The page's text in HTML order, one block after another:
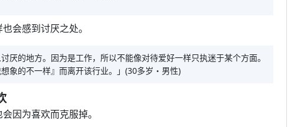
会感到讨厌之处。
厌的地方。因为是工作，所以不能像对待爱好一样只执迷于某个方面。
象的不一样』而离开该行业。」(30多岁・男性)
因为喜欢而克服掉。